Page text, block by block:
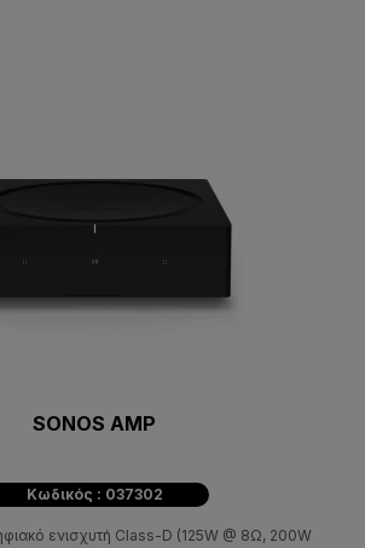
SONOS AMP
Κωδικός : 037302
ενισχυτή Class-D (125W @ 8Ω, 200W